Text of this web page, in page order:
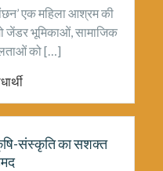
एक महिला आश्रम की
जेंडर भूमिकाओं, सामाजिक
को […]
संस्कृति का सशक्त